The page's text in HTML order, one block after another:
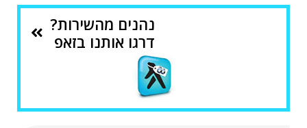
נהנים מהשירות?
דרגו אותנו בזאפ